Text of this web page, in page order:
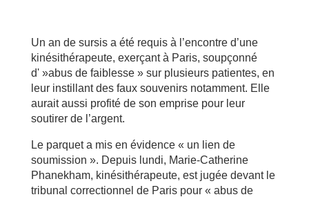
Un an de sursis a été requis à l’encontre d’une
kinésithérapeute, exerçant à Paris, soupçonné
d' »abus de faiblesse » sur plusieurs patientes, en
leur instillant des faux souvenirs notamment. Elle
aurait aussi profité de son emprise pour leur
soutirer de l’argent.
Le parquet a mis en évidence « un lien de
soumission ». Depuis lundi, Marie-Catherine
Phanekham, kinésithérapeute, est jugée devant le
tribunal correctionnel de Paris pour « abus de